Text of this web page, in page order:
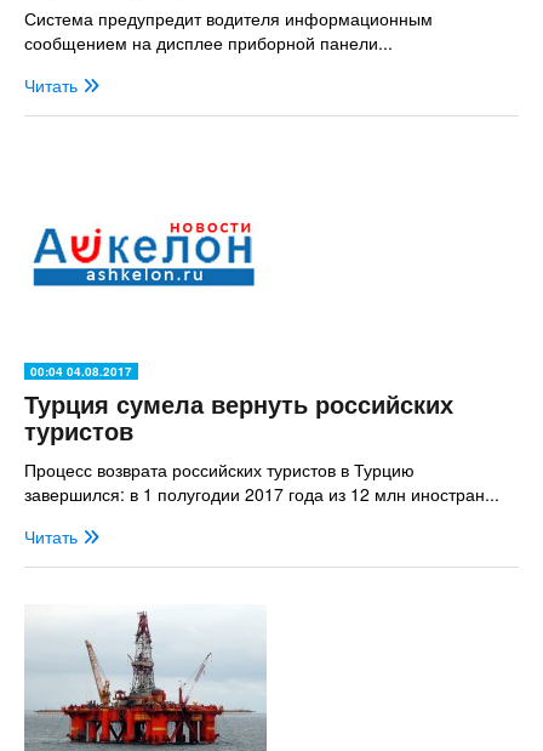
Система предупредит водителя информационным
сообщением на дисплее приборной панели...
Читать
00:04 04.08.2017
Турция сумела вернуть российских
туристов
Процесс возврата российских туристов в Турцию
завершился: в 1 полугодии 2017 года из 12 млн иностран...
Читать